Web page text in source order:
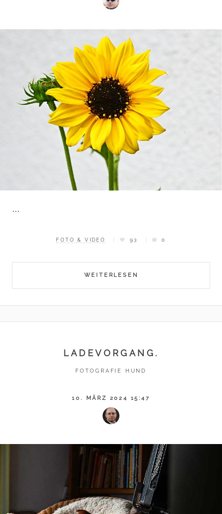
…
WEITERLESEN
FOTO & VIDEO 93 0
LADEVORGANG.
FOTOGRAFIE HUND
10. MÄRZ 2024 15:47